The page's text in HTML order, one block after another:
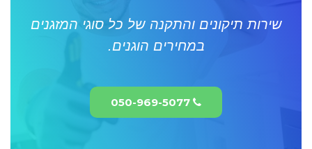
שירות תיקונים והתקנה של כל סוגי המזגנים
במחירים הוגנים.
050-969-5077